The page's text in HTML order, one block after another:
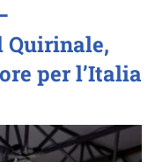
Quirinale,
per l’Italia